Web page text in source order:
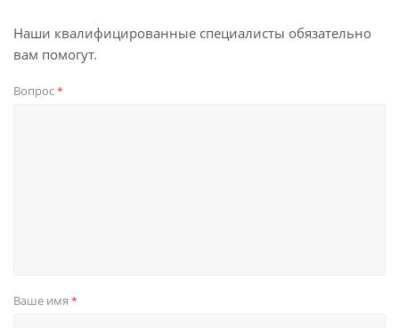
Наши квалифицированные специалисты обязательно
вам помогут.
Вопрос*
Ваше имя *